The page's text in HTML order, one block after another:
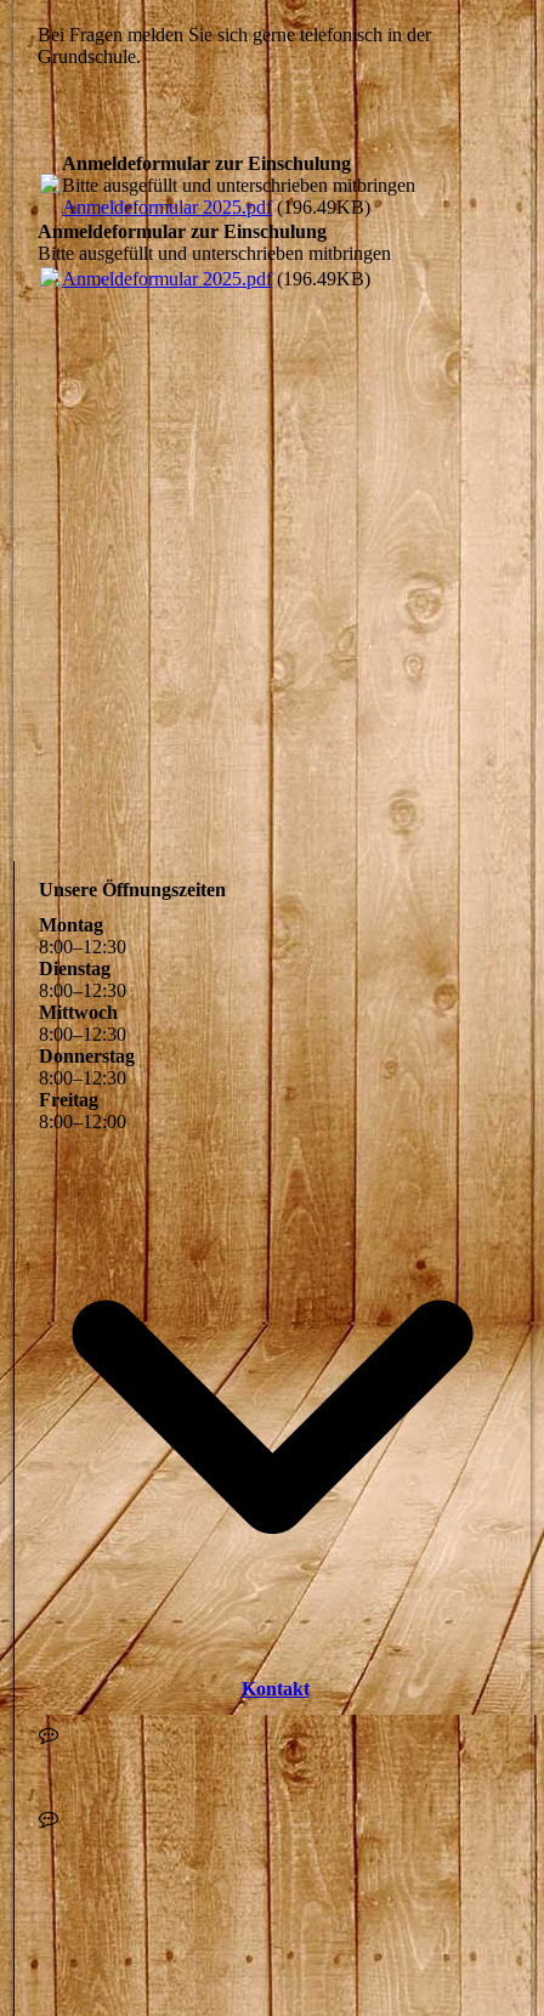
Bei Fragen melden Sie sich gerne telefonisch in der
Grundschule.
Anmeldeformular zur Einschulung
Bitte ausgefüllt und unterschrieben mitbringen
Anmeldeformular 2025.pdf(196.49KB)
Anmeldeformular zur Einschulung
Bitte ausgefüllt und unterschrieben mitbringen
Anmeldeformular 2025.pdf(196.49KB)
Unsere Öffnungszeiten
Montag
8:00–12:30
Dienstag
8:00–12:30
Mittwoch
8:00–12:30
Donnerstag
8:00–12:30
Freitag
8:00–12:00
Kontakt